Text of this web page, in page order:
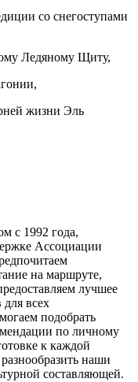
со снегоступами
Ледяному Щиту,
жизни Эль
с 1992 года,
Ассоциации
на маршруте,
лучшее
всех
подобрать
по личному
к каждой
наши
составляющей.